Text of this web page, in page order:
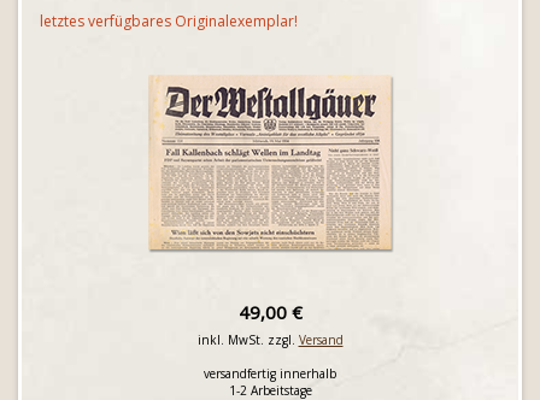
letztes verfügbares Originalexemplar!
49,00 €
inkl. MwSt. zzgl. Versand
versandfertig innerhalb
1-2 Arbeitstage